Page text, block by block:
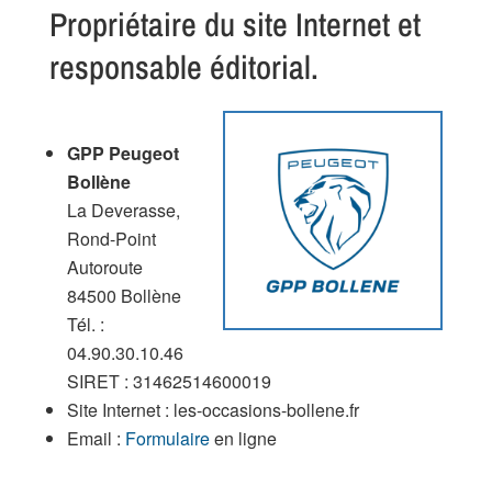
Propriétaire du site Internet et
responsable éditorial.
GPP Peugeot
Bollène
La Deverasse,
Rond-Point
Autoroute
84500 Bollène
Tél. :
04.90.30.10.46
SIRET : 31462514600019
Site Internet : les-occasions-bollene.fr
Email : Formulaireen ligne